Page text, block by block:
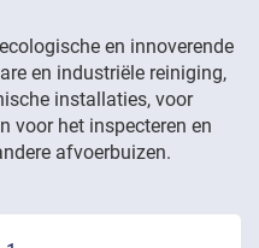
en innoverende
en industriële reiniging,
installaties, voor
voor het inspecteren en
afvoerbuizen.